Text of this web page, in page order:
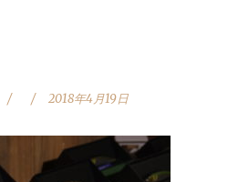
2018年4月19日